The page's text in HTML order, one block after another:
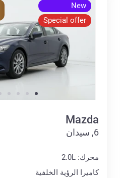
New
Special offer
Mazda
6, سيدان
محرك: 2.0L
كاميرا الرؤية الخلفية